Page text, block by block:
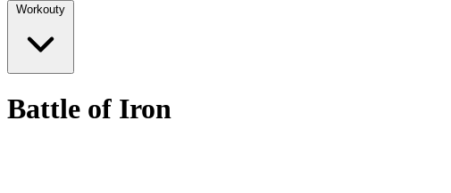
Workouty
Battle of Iron